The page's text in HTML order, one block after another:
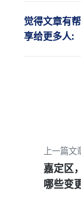
觉得文章有
享给更多人:
上一篇文
嘉定区
哪些变